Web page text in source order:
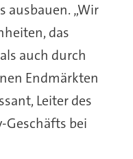
ausbauen. „Wir
das
auch durch
Endmärkten
Leiter des
Geschäfts bei